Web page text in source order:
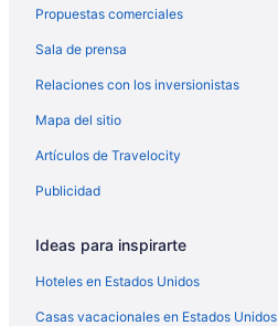
Moteles en Santa Rosa
Hoteles en Santo Tomas
Hoteles en Tagaytay
Hoteles en Tanauan City
Hoteles en Trece Mártires
Propuestas comerciales
Sala de prensa
Relaciones con los inversionistas
Mapa del sitio
Artículos de Travelocity
Publicidad
Ideas para inspirarte
Hoteles en Estados Unidos
Casas vacacionales en Estados Unidos